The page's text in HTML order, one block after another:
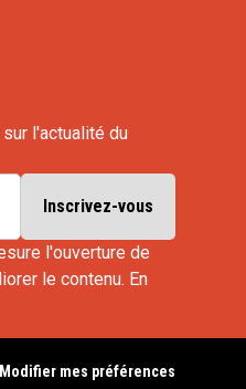
l'actualité du
l'ouverture de
le contenu. En
Modifier mes préférences